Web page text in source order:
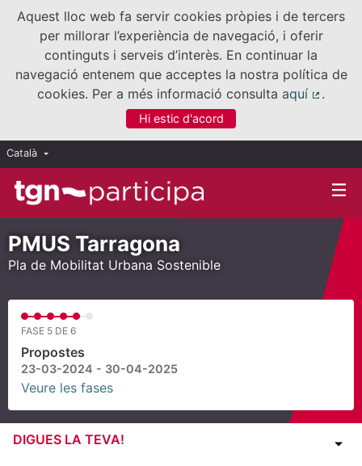
Aquest lloc web fa servir cookies pròpies i de tercers
per millorar l’experiència de navegació, i oferir
continguts i serveis d’interès. En continuar la
navegació entenem que acceptes la nostra política de
cookies. Per a més informació consulta aquí
.
Hi estic d'acord
Català Triar la llengua
PMUS Tarragona
Pla de Mobilitat Urbana Sostenible
FASE 5 DE 6
Propostes
23-03-2024 - 30-04-2025
Veure les fases
DIGUES LA TEVA!